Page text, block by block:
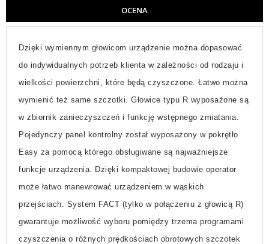
OCENA
Dzięki wymiennym głowicom urządzenie można dopasować
do indywidualnych potrzeb klienta w zależności od rodzaju i
wielkości powierzchni, które będą czyszczone. Łatwo można
wymienić też same szczotki. Głowice typu R wyposażone są
w zbiornik zanieczyszczeń i funkcję wstępnego zmiatania.
Pojedynczy panel kontrolny został wyposażony w pokrętło
Easy za pomocą którego obsługiwane są najważniejsze
funkcje urządzenia. Dzięki kompaktowej budowie operator
może łatwo manewrować urządzeniem w wąskich
przejściach. System FACT (tylko w połączeniu z głowicą R)
gwarantuje możliwość wyboru pomiędzy trzema programami
czyszczenia o różnych prędkościach obrotowych szczotek